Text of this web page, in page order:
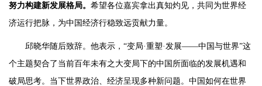
努力构建新发展格局。 希望各位嘉宾拿出真知灼见，共同为世界经
济运行把脉，为中国经济行稳致远贡献力量。
邱晓华随后致辞。他表示，“变局·重塑·发展——中国与世界”这
个主题契合了当前百年未有之大变局下的中国所面临的发展机遇和
破局思考。当下世界政治、经济呈现多种新问题。中国如何在世界